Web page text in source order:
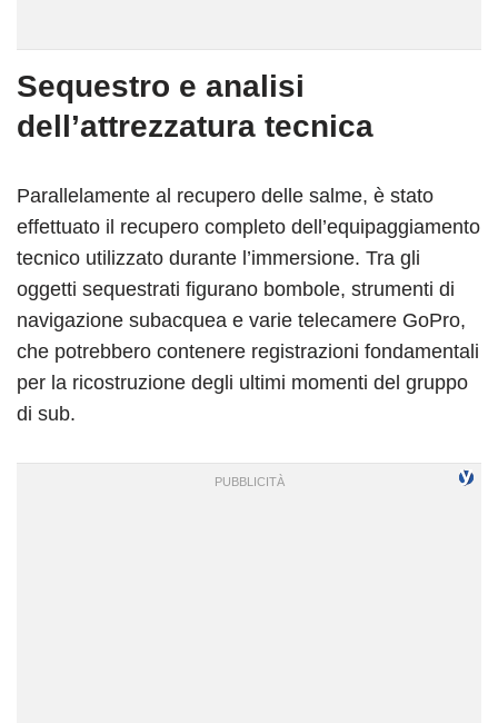
Sequestro e analisi
dell’attrezzatura tecnica
Parallelamente al recupero delle salme, è stato
effettuato il recupero completo dell’equipaggiamento
tecnico utilizzato durante l’immersione. Tra gli
oggetti sequestrati figurano bombole, strumenti di
navigazione subacquea e varie telecamere GoPro,
che potrebbero contenere registrazioni fondamentali
per la ricostruzione degli ultimi momenti del gruppo
di sub.